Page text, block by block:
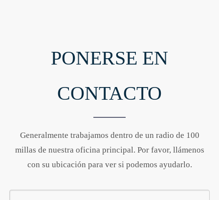
PONERSE EN
CONTACTO
Generalmente trabajamos dentro de un radio de 100
millas de nuestra oficina principal. Por favor, llámenos
con su ubicación para ver si podemos ayudarlo.